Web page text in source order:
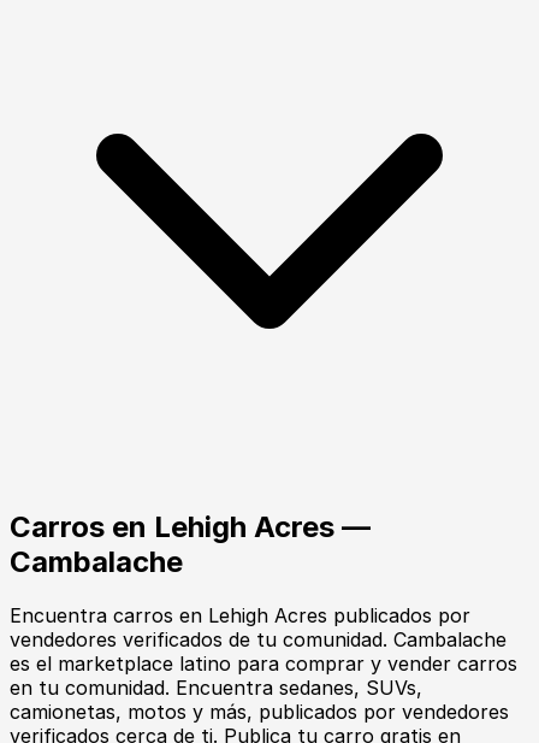
Carros en Lehigh Acres —
Cambalache
Encuentra carros en Lehigh Acres publicados por
vendedores verificados de tu comunidad. Cambalache
es el marketplace latino para comprar y vender carros
en tu comunidad. Encuentra sedanes, SUVs,
camionetas, motos y más, publicados por vendedores
verificados cerca de ti. Publica tu carro gratis en